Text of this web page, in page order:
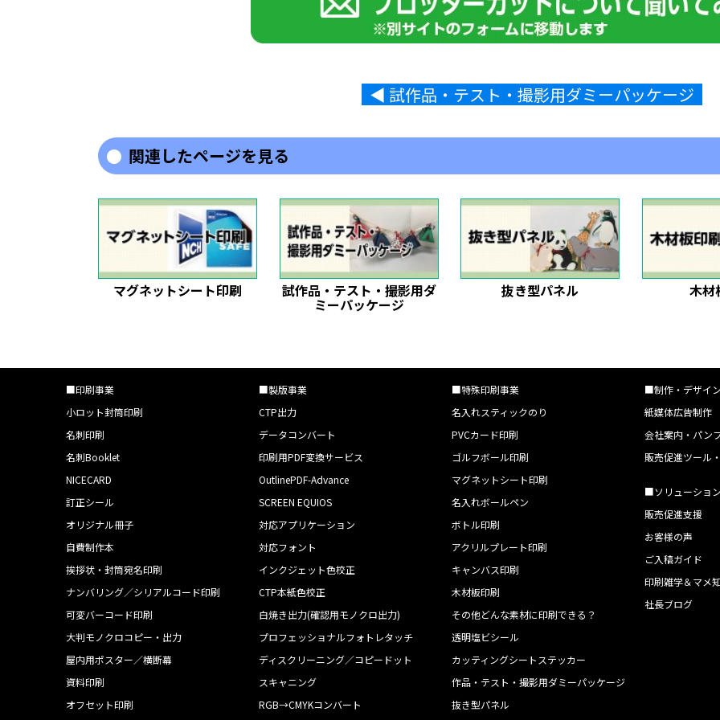
◀︎ 試作品・テスト・撮影用ダミーパッケージ
関連したページを見る
マグネットシート印刷 試作品・テスト・撮影用ダ
ミーパッケージ
抜き型パネル 木材
■印刷事業
小ロット封筒印刷
名刺印刷
名刺Booklet
NICECARD
訂正シール
オリジナル冊子
自費制作本
挨拶状・封筒宛名印刷
ナンバリング／シリアルコード印刷
可変バーコード印刷
大判モノクロコピー・出力
屋内用ポスター／横断幕
資料印刷
オフセット印刷
■製版事業
CTP出力
データコンバート
印刷用PDF変換サービス
OutlinePDF-Advance
SCREEN EQUIOS
対応アプリケーション
対応フォント
インクジェット色校正
CTP本紙色校正
白焼き出力(確認用モノクロ出力)
プロフェッショナルフォトレタッチ
ディスクリーニング／コピードット
スキャニング
RGB→CMYKコンバート
■特殊印刷事業
名入れスティックのり
PVCカード印刷
ゴルフボール印刷
マグネットシート印刷
名入れボールペン
ボトル印刷
アクリルプレート印刷
キャンバス印刷
木材板印刷
その他どんな素材に印刷できる？
透明塩ビシール
カッティングシートステッカー
作品・テスト・撮影用ダミーパッケージ
抜き型パネル
■制作・デザイ
紙媒体広告制作
会社案内・パン
販売促進ツール
■ソリューショ
販売促進支援
お客様の声
ご入稿ガイド
印刷雑学＆マメ
社長ブログ